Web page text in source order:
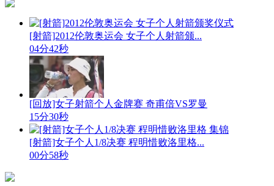
[射箭]2012伦敦奥运会 女子个人射箭颁...
04分42秒
[回放]女子射箭个人金牌赛 奇甫倍VS罗曼
15分30秒
[射箭]女子个人1/8决赛 程明惜败洛里格...
00分58秒